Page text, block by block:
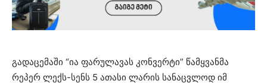
გადაცემაში “ია ფარულავას კონვერტი” წამყვანმა
რეპერ ლექს-სენს 5 ათასი ლარის სანაცვლოდ იმ